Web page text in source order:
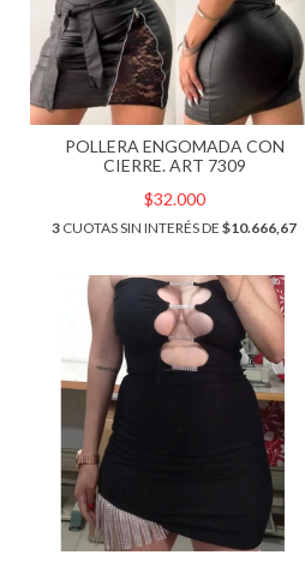
POLLERA ENGOMADA CON
CIERRE. ART 7309
$32.000
3 CUOTAS SIN INTERÉS DE$10.666,67